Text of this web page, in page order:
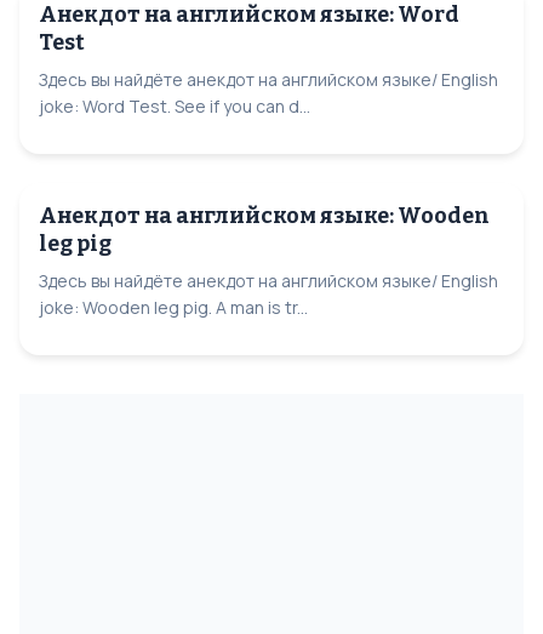
Анекдот на английском языке: Word
Test
Здесь вы найдёте анекдот на английском языке/ English
joke: Word Test. See if you can d...
Анекдот на английском языке: Wooden
leg pig
Здесь вы найдёте анекдот на английском языке/ English
joke: Wooden leg pig. A man is tr...